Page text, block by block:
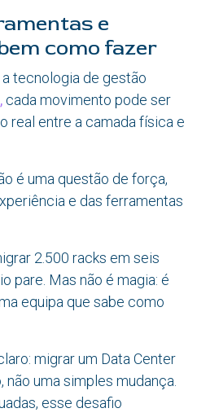
e
como fazer
tecnologia de gestão
cada movimento pode ser
real entre a camada física e
é uma questão de força,
e das ferramentas
2.500 racks em seis
pare. Mas não é magia: é
equipa que sabe como
migrar um Data Center
uma simples mudança.
esse desafio